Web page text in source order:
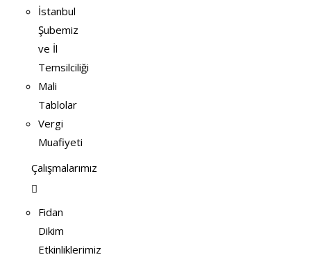
İstanbul
Şubemiz
ve İl
Temsilciliği
Mali
Tablolar
Vergi
Muafiyeti
Çalışmalarımız
Fidan
Dikim
Etkinliklerimiz